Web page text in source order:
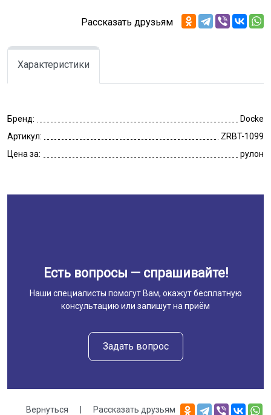
Рассказать друзьям
Характеристики
Бренд:
Docke
Артикул:
ZRBT-1099
Цена за:
рулон
Есть вопросы — спрашивайте!
Наши специалисты помогут Вам, окажут бесплатную
консультацию или запишут на приём
Задать вопрос
Вернуться | Рассказать друзьям